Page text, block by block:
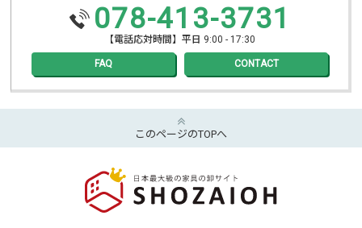
078-413-3731
【電話応対時間】平日 9:00 - 17:30
FAQ CONTACT
このページのTOPへ